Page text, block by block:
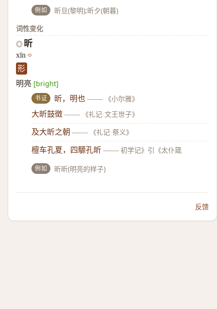
例如
昕旦(黎明);昕夕(朝暮)
词性变化
◎ 昕
xīn
形
明亮 [bright]
书证 昕，明也 —— 《小尔雅》
大昕鼓徵 —— 《礼记·文王世子》
及大昕之朝 —— 《礼记·祭义》
檀车孔夏，四騵孔昕 —— 初学记》引《太仆箴
例如 昕昕(明亮的样子)
反馈